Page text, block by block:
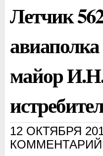
Летчик
майор
12 ОКТЯБРЯ
КОММЕНТАРИЙ